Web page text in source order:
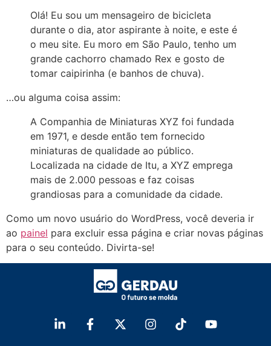
Olá! Eu sou um mensageiro de bicicleta
durante o dia, ator aspirante à noite, e este é
o meu site. Eu moro em São Paulo, tenho um
grande cachorro chamado Rex e gosto de
tomar caipirinha (e banhos de chuva).
…ou alguma coisa assim:
A Companhia de Miniaturas XYZ foi fundada
em 1971, e desde então tem fornecido
miniaturas de qualidade ao público.
Localizada na cidade de Itu, a XYZ emprega
mais de 2.000 pessoas e faz coisas
grandiosas para a comunidade da cidade.
Como um novo usuário do WordPress, você deveria ir
ao painel para excluir essa página e criar novas páginas
para o seu conteúdo. Divirta-se!